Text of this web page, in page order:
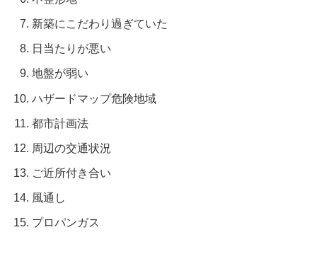
新築にこだわり過ぎていた
日当たりが悪い
地盤が弱い
ハザードマップ危険地域
都市計画法
周辺の交通状況
ご近所付き合い
風通し
プロパンガス